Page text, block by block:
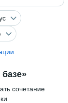
базе»
сочетание